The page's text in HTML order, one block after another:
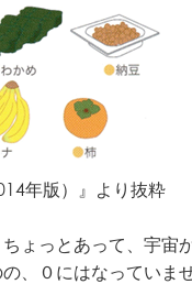
年版）』より抜粋
ょっとあって、宇
、０にはなっていませ